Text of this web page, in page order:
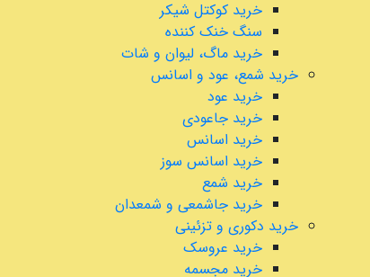
خرید کوکتل شیکر
سنگ خنک کننده
خرید ماگ، لیوان و شات
خرید شمع، عود و اسانس
خرید عود
خرید جاعودی
خرید اسانس
خرید اسانس سوز
خرید شمع
خرید جاشمعی و شمعدان
خرید دکوری و تزئینی
خرید عروسک
خرید مجسمه